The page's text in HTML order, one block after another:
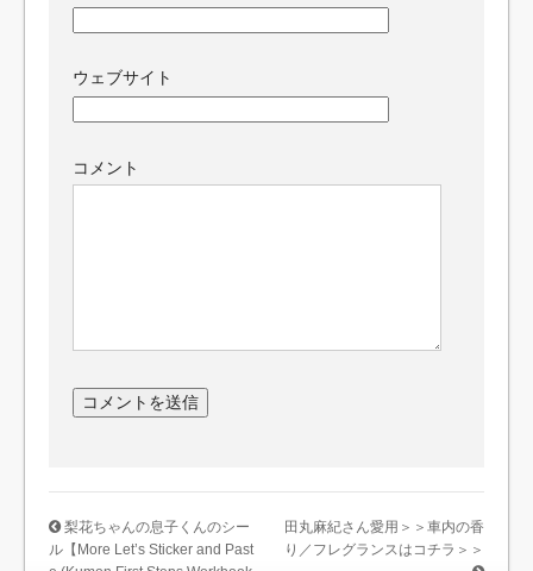
ウェブサイト
コメント
梨花ちゃんの息子くんのシー
ル【More Let’s Sticker and Past
田丸麻紀さん愛用＞＞車内の香
り／フレグランスはコチラ＞＞